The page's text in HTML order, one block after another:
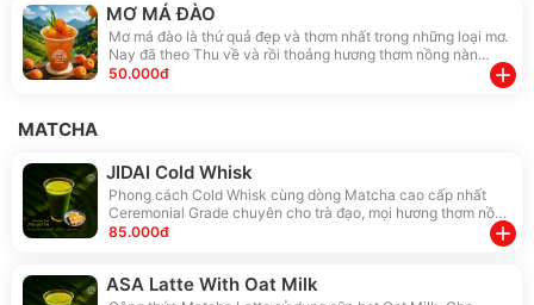
cao, cho mùi thơm nồng nàn và đậm vị. Đi cùng 5 loại
topping thủ công càng tôn thêm tính hấp dẫn để thưởng
thức.
MƠ MÁ ĐÀO
Mơ má đào là thứ quả đẹp và thơm nhất trong những loại mơ.
Nay đã theo Thu về và rồi thoảng hương thơm nồng nàn
trong món Trà mơ má đào đầy quyến rũ. Vị thế nào ư? Cứ như
50.000đ add
MATCHA
JIDAI Cold Whisk
Phong cách Cold Whisk cùng dòng Matcha cao cấp nhất
Ceremonial Grade chuyên cho trà đạo, mọi hương thơm nồng
nàn mà tinh tế nhất, vị Umami ngọt trà tự nhiên được lưu giữ
lại. Độ ngon càng nhân thêm khi dùng cùng Khúc bạch thủ
thử một lần
85.000đ add
ASA Latte With Oat Milk